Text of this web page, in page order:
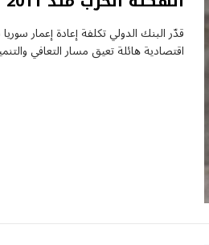
اقتصادية هائلة تعيق مسار التعافي